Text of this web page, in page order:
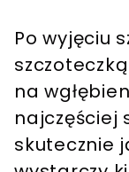
Po wyjęciu
na
najczęściej
skutecznie